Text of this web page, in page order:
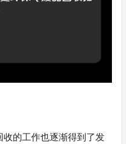
的工作也逐渐得到了发